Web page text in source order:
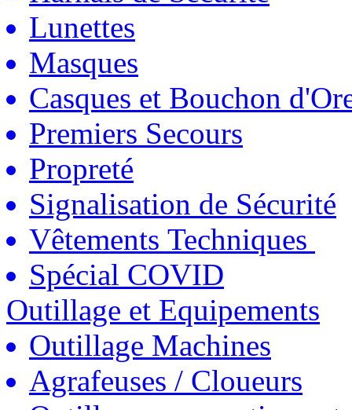
Lunettes
Masques
Casques et Bouchon
Premiers Secours
Propreté
Signalisation de Sécurité
Vêtements Techniques
Spécial COVID
Outillage et Equipements
Outillage Machines
Agrafeuses / Cloueurs